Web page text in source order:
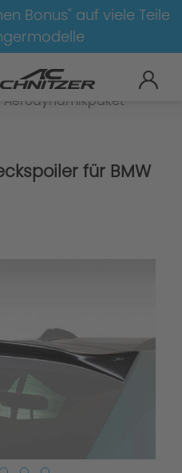
Bonus" auf viele Teile
3er-G20/G21
für BMW